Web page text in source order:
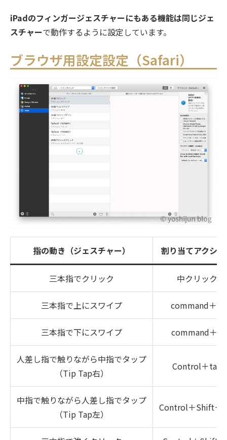
iPadのフィンガージェスチャーにもある機能は同じジェ
スチャーで動作するように設定しています。
ブラウザ用設定設定（Safari）
指の動き（ジェスチャー） 割り当てアクシ
三本指でクリック 中クリック
三本指で上にスワイプ command＋W
三本指で下にスワイプ command＋T
人差し指で触りながら中指でタップ
（Tip Tap右）
Control＋tab
中指で触りながら人差し指でタップ
（Tip Tap左）
Control＋Shift＋